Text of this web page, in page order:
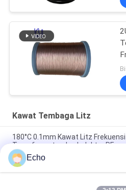
Kawat Tembaga Litz
180°C 0.1mm Kawat Litz
Transformator dan Induktor RF
1UEW-H 0.1mm AWG38 60-Helai
untuk Lilitan Transformator
Echo